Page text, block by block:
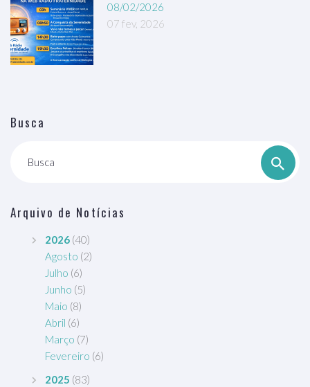
08/02/2026
07 fev, 2026
Busca
Busca
Arquivo de Notícias
2026 (40)
Agosto (2)
Julho (6)
Junho (5)
Maio (8)
Abril (6)
Março (7)
Fevereiro (6)
2025 (83)